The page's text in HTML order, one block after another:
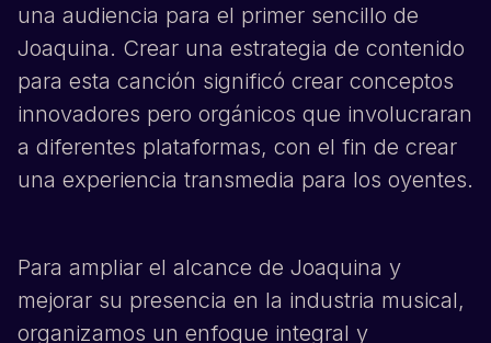
una audiencia para el primer sencillo de
Joaquina. Crear una estrategia de contenido
para esta canción significó crear conceptos
innovadores pero orgánicos que involucraran
a diferentes plataformas, con el fin de crear
una experiencia transmedia para los oyentes.
Para ampliar el alcance de Joaquina y
mejorar su presencia en la industria musical,
organizamos un enfoque integral y